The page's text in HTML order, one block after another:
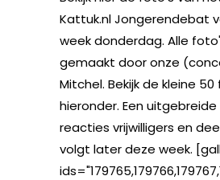
Kattuk.nl Jongerendebat
week donderdag. Alle
gemaakt door onze
Mitchel. Bekijk de kleine
hieronder. Een
reacties vrijwilligers en
volgt later deze week.